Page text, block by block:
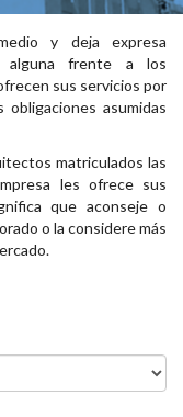
y deja expresa
alguna frente a los
sus servicios por
asumidas
matriculados las
les ofrece sus
que aconseje o
o la considere más